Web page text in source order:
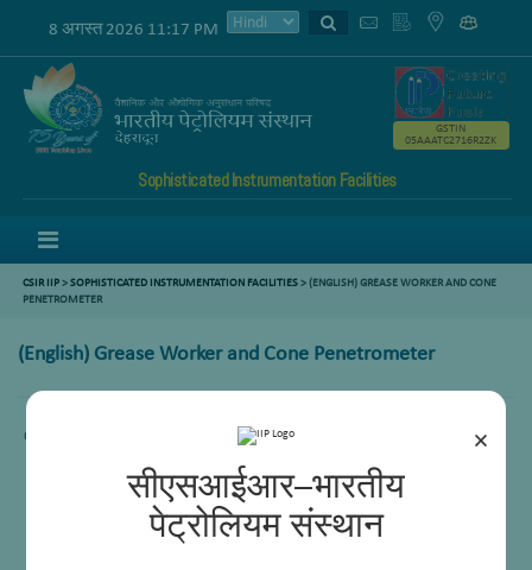
×
सीएसआईआर–भारतीय
पेट्रोलियम संस्थान
8 अगस्त 2026 11:17 PM
Sophisticated Instrumentation Facilities
GSTIN
05AAATC2716R2ZK
CSIR IIP>SOPHISTICATED INSTRUMENTATION FACILITIES> (ENGLISH) GREASE WORKER AND CONE
PENETROMETER
(English) Grease Worker and Cone Penetrometer
Content not available.